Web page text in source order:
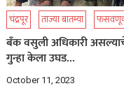
चंद्रपूर ताज्या बातम्या
बॅंक वसुली अधिकारी
गुन्हा केला उघड…
October 11, 2023